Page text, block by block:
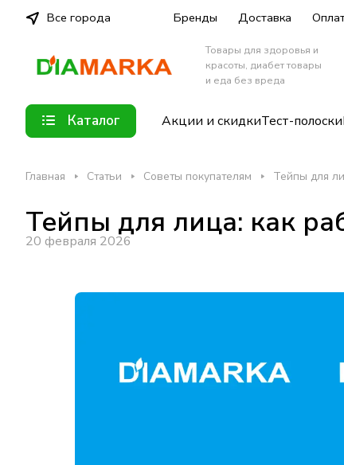
Все города Бренды Доставка
Товары для здоровья и
красоты, диабет товары
и еда без вреда
Каталог Акции и скидкиТест-полоски
Главная Статьи Советы покупателям Тейпы для
Тейпы для лица: как
20 февраля 2026